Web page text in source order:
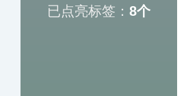
已点亮标签： 8个